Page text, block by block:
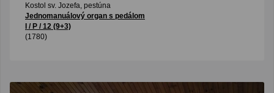
Kostol sv. Jozefa, pestúna
Jednomanuálový organ s pedálom
I / P / 12 (9+3)
(1780)